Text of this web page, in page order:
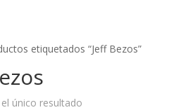
etiquetados “Jeff Bezos”
único resultado